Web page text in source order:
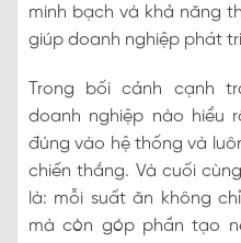
minh bạch và khả năng
giúp doanh nghiệp phát
Trong bối cảnh cạnh
doanh nghiệp nào hiểu
đúng vào hệ thống và
chiến thắng. Và cuối
là: mỗi suất ăn không
mà còn góp phần tạo